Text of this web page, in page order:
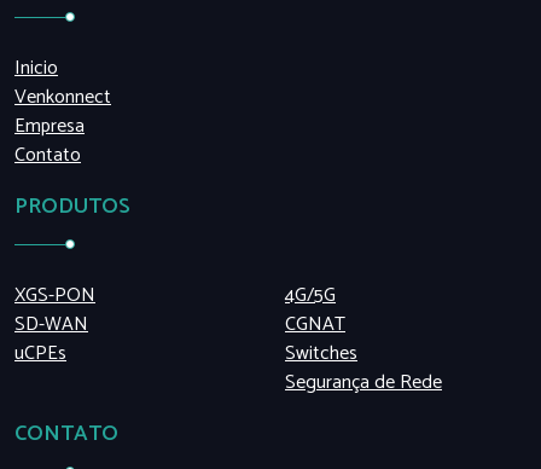
Inicio
Venkonnect
Empresa
Contato
PRODUTOS
XGS-PON
SD-WAN
uCPEs
4G/5G
CGNAT
Switches
Segurança de Rede
CONTATO